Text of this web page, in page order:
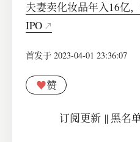
夫妻卖化妆品年入16亿
IPO
首发于 2023-04-01 23:36:07
♥赞
订阅更新||黑名